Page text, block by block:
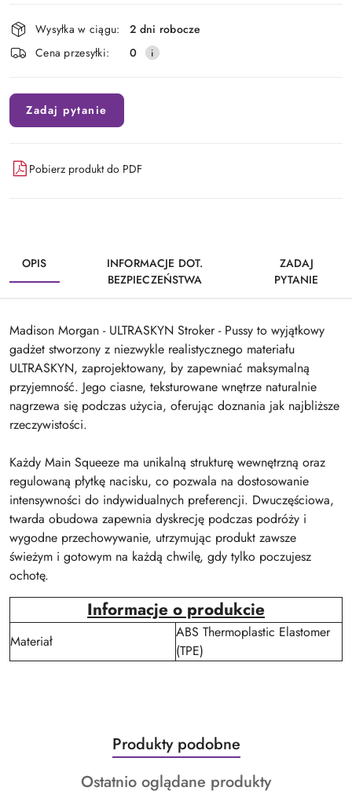
Dostępność
i
dostawa
Wysyłka w ciągu:
2 dni robocze
Cena przesyłki:
0
Zadaj pytanie
Pobierz produkt do PDF
OPIS
INFORMACJE DOT.
BEZPIECZEŃSTWA
ZADAJ
PYTANIE
Madison Morgan - ULTRASKYN Stroker - Pussy to wyjątkowy
gadżet stworzony z niezwykle realistycznego materiału
ULTRASKYN, zaprojektowany, by zapewniać maksymalną
przyjemność. Jego ciasne, teksturowane wnętrze naturalnie
nagrzewa się podczas użycia, oferując doznania jak najbliższe
rzeczywistości.
Każdy Main Squeeze ma unikalną strukturę wewnętrzną oraz
regulowaną płytkę nacisku, co pozwala na dostosowanie
intensywności do indywidualnych preferencji. Dwuczęściowa,
twarda obudowa zapewnia dyskrecję podczas podróży i
wygodne przechowywanie, utrzymując produkt zawsze
świeżym i gotowym na każdą chwilę, gdy tylko poczujesz
ochotę.
Informacje o produkcie
Materiał
ABS Thermoplastic Elastomer
(TPE)
Pomiń karuzelę produktów
Produkty
o
statusie:
Produkty podobne
Produkty
Ostatnio oglądane produkty